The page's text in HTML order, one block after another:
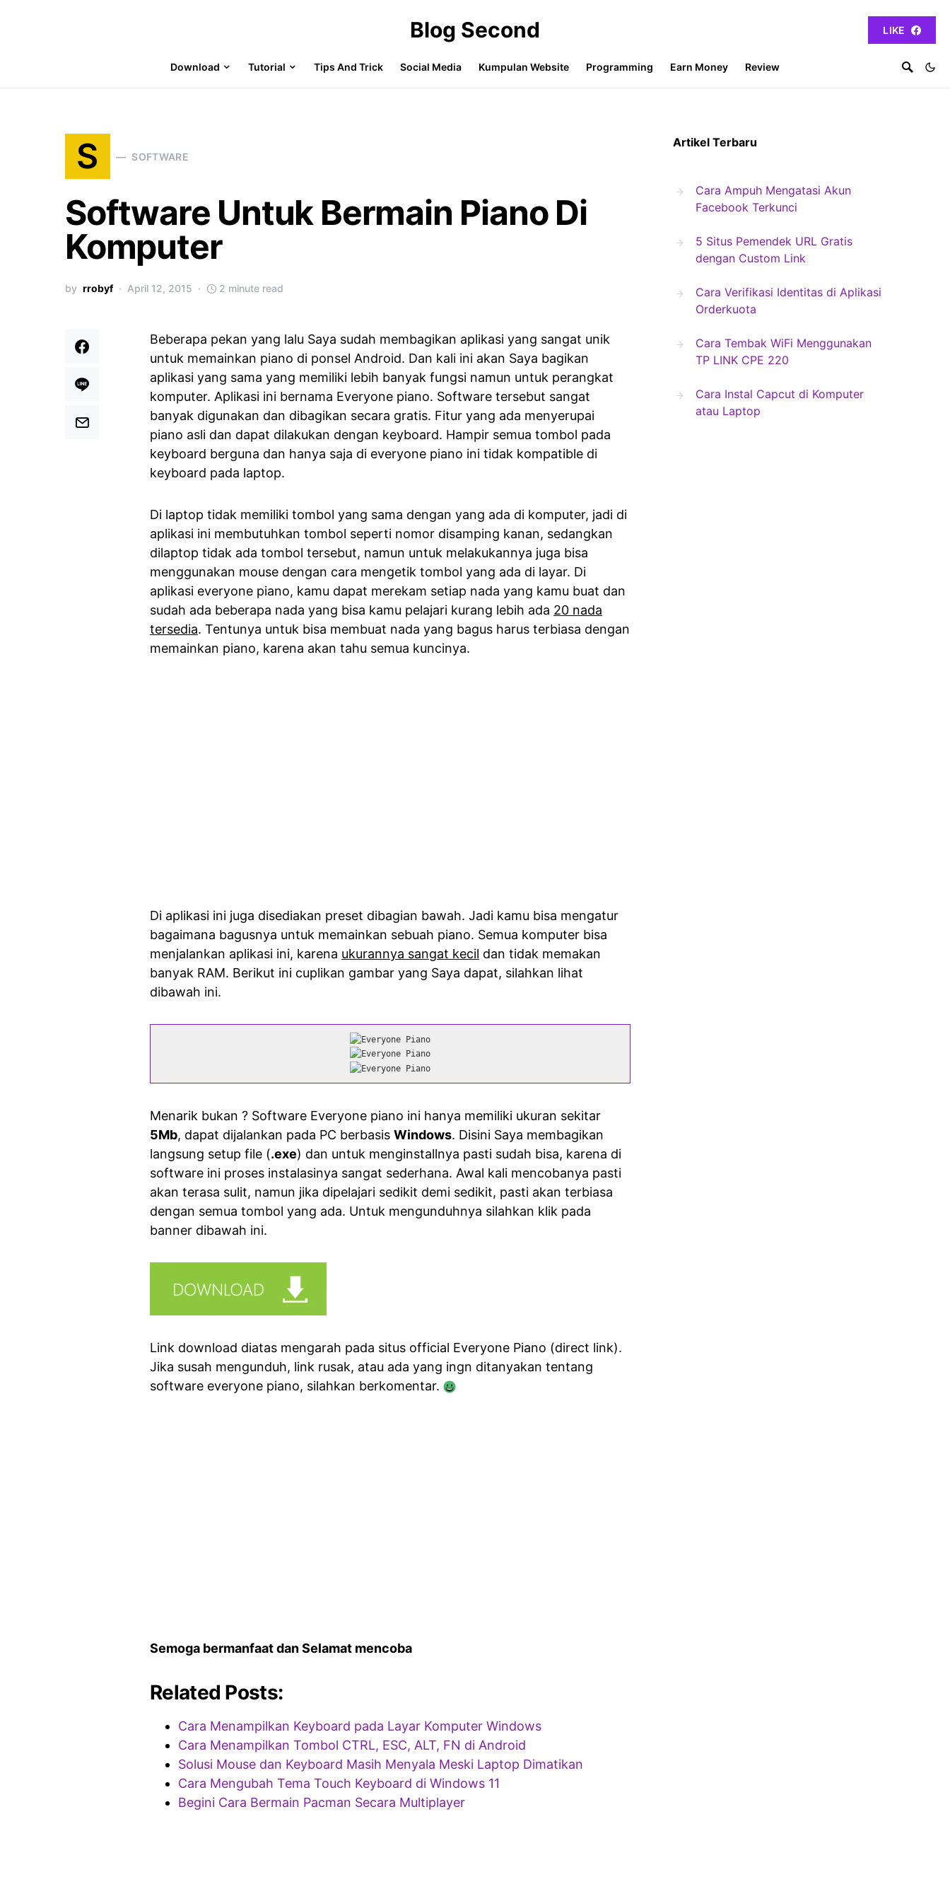
Blog Second LIKE
Download Tutorial Tips And Trick Social Media Kumpulan Website Programming Earn Money Review
S SOFTWARE
Software Untuk Bermain Piano Di
Komputer
by rrobyf April 12, 2015 2 minute read
Beberapa pekan yang lalu Saya sudah membagikan aplikasi yang sangat unik
untuk memainkan piano di ponsel Android. Dan kali ini akan Saya bagikan
aplikasi yang sama yang memiliki lebih banyak fungsi namun untuk perangkat
komputer. Aplikasi ini bernama Everyone piano. Software tersebut sangat
banyak digunakan dan dibagikan secara gratis. Fitur yang ada menyerupai
piano asli dan dapat dilakukan dengan keyboard. Hampir semua tombol pada
keyboard berguna dan hanya saja di everyone piano ini tidak kompatible di
keyboard pada laptop.
Di laptop tidak memiliki tombol yang sama dengan yang ada di komputer, jadi di
aplikasi ini membutuhkan tombol seperti nomor disamping kanan, sedangkan
dilaptop tidak ada tombol tersebut, namun untuk melakukannya juga bisa
menggunakan mouse dengan cara mengetik tombol yang ada di layar. Di
aplikasi everyone piano, kamu dapat merekam setiap nada yang kamu buat dan
sudah ada beberapa nada yang bisa kamu pelajari kurang lebih ada 20 nada
tersedia. Tentunya untuk bisa membuat nada yang bagus harus terbiasa dengan
memainkan piano, karena akan tahu semua kuncinya.
Di aplikasi ini juga disediakan preset dibagian bawah. Jadi kamu bisa mengatur
bagaimana bagusnya untuk memainkan sebuah piano. Semua komputer bisa
menjalankan aplikasi ini, karena ukurannya sangat kecil dan tidak memakan
banyak RAM. Berikut ini cuplikan gambar yang Saya dapat, silahkan lihat
dibawah ini.
Menarik bukan ? Software Everyone piano ini hanya memiliki ukuran sekitar
5Mb, dapat dijalankan pada PC berbasis Windows. Disini Saya membagikan
langsung setup file (.exe) dan untuk menginstallnya pasti sudah bisa, karena di
software ini proses instalasinya sangat sederhana. Awal kali mencobanya pasti
akan terasa sulit, namun jika dipelajari sedikit demi sedikit, pasti akan terbiasa
dengan semua tombol yang ada. Untuk mengunduhnya silahkan klik pada
banner dibawah ini.
Link download diatas mengarah pada situs official Everyone Piano (direct link).
Jika susah mengunduh, link rusak, atau ada yang ingn ditanyakan tentang
software everyone piano, silahkan berkomentar.
Semoga bermanfaat dan Selamat mencoba
Related Posts:
Cara Menampilkan Keyboard pada Layar Komputer Windows
Cara Menampilkan Tombol CTRL, ESC, ALT, FN di Android
Solusi Mouse dan Keyboard Masih Menyala Meski Laptop Dimatikan
Cara Mengubah Tema Touch Keyboard di Windows 11
Begini Cara Bermain Pacman Secara Multiplayer
Artikel Terbaru
Cara Ampuh Mengatasi Akun
Facebook Terkunci
5 Situs Pemendek URL Gratis
dengan Custom Link
Cara Verifikasi Identitas di Aplikasi
Orderkuota
Cara Tembak WiFi Menggunakan
TP LINK CPE 220
Cara Instal Capcut di Komputer
atau Laptop